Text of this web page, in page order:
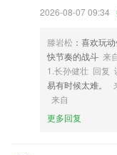
源自由组建你的最强军
王者之路，召集强力的
载体验吧！
4,手机里的扫描仪，自动
5,支持导出所有将我删除
2026-08-07 09:34
滕岩松 ：喜欢玩
快节奏的战斗 来
1.长孙健壮 回复
易有时候太难。
来自
更多回复